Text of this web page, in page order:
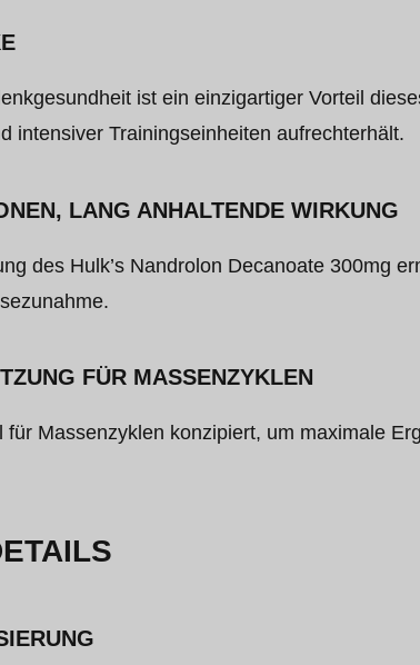
ist ein einzigartiger Vorteil
intensiver Trainingseinheiten aufrechterhält.
LANG ANHALTENDE WIRKUNG
des Hulk’s Nandrolon Decanoate 300mg
FÜR MASSENZYKLEN
für Massenzyklen konzipiert, um maximale